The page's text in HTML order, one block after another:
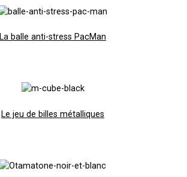
La balle anti-stress PacMan
Le jeu de billes métalliques